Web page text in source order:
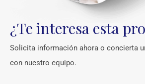
¿Te interesa esta
Solicita información ahora o concierta
con nuestro equipo.